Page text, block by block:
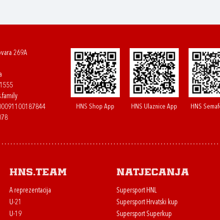
269A
HNS Shop App HNS Ulaznice App HNS
HNS.team
A reprezentacija
U-21
U-19
Natjecanja
Supersport HNL
Supersport Hrvatski kup
Supersport Superkup